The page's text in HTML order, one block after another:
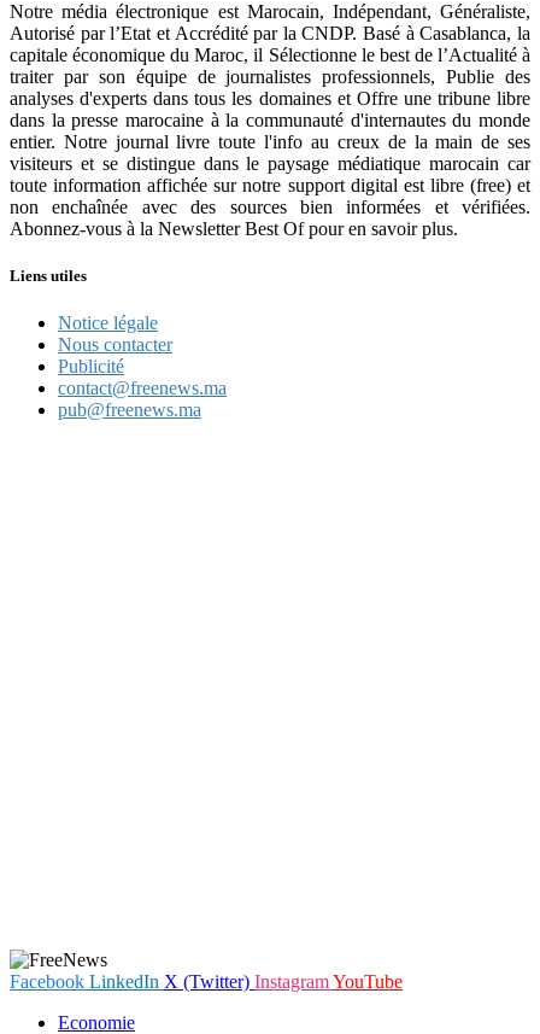
Notre média électronique est Marocain, Indépendant, Généraliste,
Autorisé par l’Etat et Accrédité par la CNDP. Basé à Casablanca, la
capitale économique du Maroc, il Sélectionne le best de l’Actualité à
traiter par son équipe de journalistes professionnels, Publie des
analyses d'experts dans tous les domaines et Offre une tribune libre
dans la presse marocaine à la communauté d'internautes du monde
entier. Notre journal livre toute l'info au creux de la main de ses
visiteurs et se distingue dans le paysage médiatique marocain car
toute information affichée sur notre support digital est libre (free) et
non enchaînée avec des sources bien informées et vérifiées.
Abonnez-vous à la Newsletter Best Of pour en savoir plus.
Liens utiles
Notice légale
Nous contacter
Publicité
contact@freenews.ma
pub@freenews.ma
Facebook LinkedIn X (Twitter) InstagramYouTube
Economie